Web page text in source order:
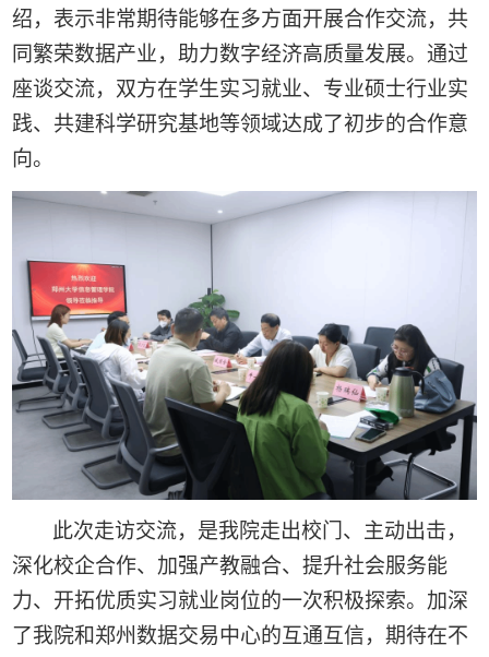
绍，表示非常期待能够在多方面开展合作交流，共
同繁荣数据产业，助力数字经济高质量发展。通过
座谈交流，双方在学生实习就业、专业硕士行业实
践、共建科学研究基地等领域达成了初步的合作意
向。
此次走访交流，是我院走出校门、主动出击，
深化校企合作、加强产教融合、提升社会服务能
力、开拓优质实习就业岗位的一次积极探索。加深
了我院和郑州数据交易中心的互通互信，期待在不